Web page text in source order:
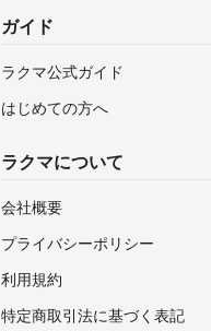
ガイド
ラクマ公式ガイド
はじめての方へ
ラクマについて
会社概要
プライバシーポリシー
利用規約
特定商取引法に基づく表記